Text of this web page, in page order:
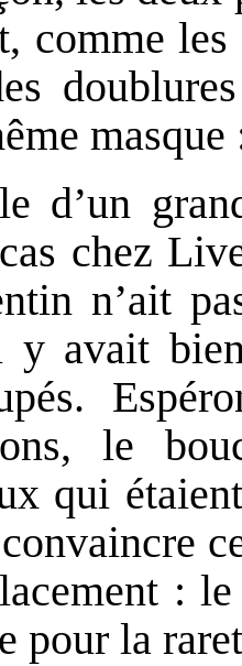
comme
d’un
chez
n’ait
y avait
le
qui
:
pour la